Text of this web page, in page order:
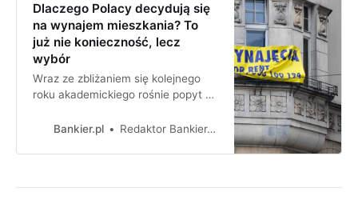
będziemy mierzyć się na rynku
najmu, gdzie nadal przybywać bę…
Dlaczego Polacy decydują się
na wynajem mieszkania? To
już nie konieczność, lecz
wybór
Wraz ze zbliżaniem się kolejnego
roku akademickiego rośnie popyt na
studentów. Jednak rynek
tylko młodzi ludzie szukają lokum na
wynajmować mieszkanie, zamiast
Bankier.pl Redaktor Bankier.pl